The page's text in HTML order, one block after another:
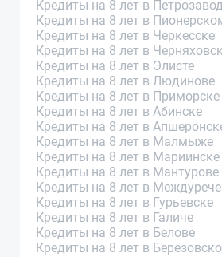
Кредиты на 8 лет в
Кредиты на 8 лет в
Кредиты на 8 лет в Черкесске
Кредиты на 8 лет в
Кредиты на 8 лет в Элисте
Кредиты на 8 лет в Людинове
Кредиты на 8 лет в Приморске
Кредиты на 8 лет в Абинске
Кредиты на 8 лет в
Кредиты на 8 лет в Малмыже
Кредиты на 8 лет в Мариинске
Кредиты на 8 лет в Мантурове
Кредиты на 8 лет в
Кредиты на 8 лет в Гурьевске
Кредиты на 8 лет в Галиче
Кредиты на 8 лет в Белове
Кредиты на 8 лет в